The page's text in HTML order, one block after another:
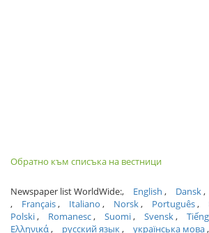
Обратно към списъка на вестници
Newspaper list WorldWide: English Dansk
Français
Italiano Norsk Português
Polski
Romanesc Suomi Svensk
Ελληνικά
русский язык українська мова